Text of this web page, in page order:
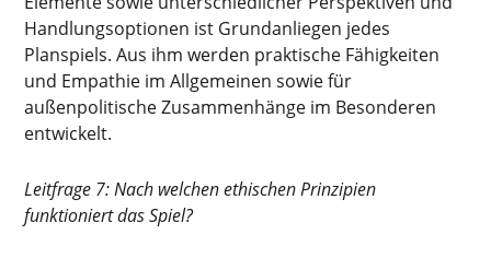
Handlungsoptionen ist Grundanliegen jedes
Planspiels. Aus ihm werden praktische Fähigkeiten
und Empathie im Allgemeinen sowie für
außenpolitische Zusammenhänge im Besonderen
entwickelt.
Leitfrage 7: Nach welchen ethischen Prinzipien
funktioniert das Spiel?